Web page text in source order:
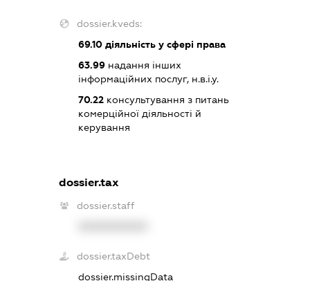
dossier.kveds:
69.10 діяльність у сфері права
63.99 надання інших
інформаційних послуг, н.в.і.у.
70.22 консультування з питань
комерційної діяльності й
керування
dossier.tax
dossier.staff
dossier.taxDebt
dossier.missingData